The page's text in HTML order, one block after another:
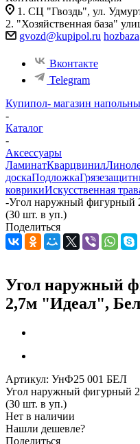
1. СЦ "Гвоздь", ул.
2. "Хозяйственная база"
gvozd@kupipol.ru
Вконтакте
Telegram
Купипол- магазин
-
Каталог
-
Аксессуары
ЛаминатКварцвинил
доскаПодложка
коврикиИскусственная
-Угол наружный фигурный
(30 шт. в уп.)
Поделиться
Угол наружный
2,7м "Идеал",
Артикул: УнФ25 001 БЕЛ
Угол наружный фигурный
(30 шт. в уп.)
Нет в наличии
Нашли дешевле?
Поделиться